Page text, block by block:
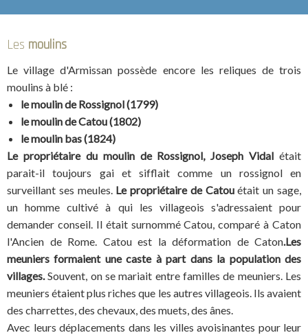
Les moulins
Le village d'Armissan possède encore les reliques de trois
moulins à blé :
le moulin de Rossignol (1799)
le moulin de Catou (1802)
le moulin bas (1824)
Le propriétaire du moulin de Rossignol, Joseph Vidal était
parait-il toujours gai et sifflait comme un rossignol en
surveillant ses meules. Le propriétaire de Catouétait un sage,
un homme cultivé à qui les villageois s'adressaient pour
demander conseil. Il était surnommé Catou, comparé à Caton
l'Ancien de Rome. Catou est la déformation de Caton.Les
meuniers formaient une caste à part dans la population des
villages.Souvent, on se mariait entre familles de meuniers. Les
meuniers étaient plus riches que les autres villageois. Ils avaient
des charrettes, des chevaux, des muets, des ânes.
Avec leurs déplacements dans les villes avoisinantes pour leur